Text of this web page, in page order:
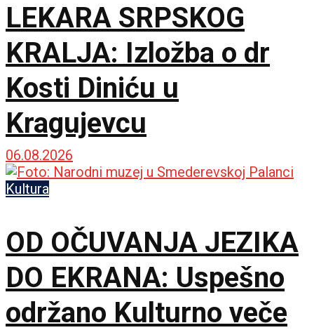
LEKARA SRPSKOG
KRALJA: Izložba o dr
Kosti Diniću u
Kragujevcu
06.08.2026
Kultura
OD OČUVANJA JEZIKA
DO EKRANA: Uspešno
održano Kulturno veče